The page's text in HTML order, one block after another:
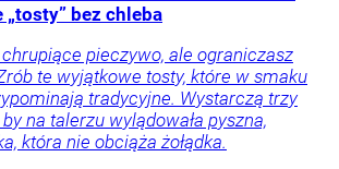
bez chleba
pieczywo, ale ograniczasz
te wyjątkowe tosty, które w smaku
tradycyjne. Wystarczą trzy
na talerzu wylądowała pyszna,
która nie obciąża żołądka.